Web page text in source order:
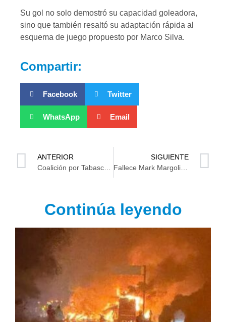
Su gol no solo demostró su capacidad goleadora,
sino que también resaltó su adaptación rápida al
esquema de juego propuesto por Marco Silva.
Compartir:
Facebook Twitter
WhatsApp Email
ANTERIOR
SIGUIENTE
Fallece Mark Margolis, el icónico actor de “Breaking Bad” y “Better Call Saul”, a los 83 años.
Continúa leyendo